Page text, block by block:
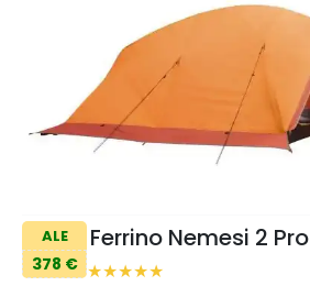
ALE
378 €
Ferrino Nemesi 2 Pro